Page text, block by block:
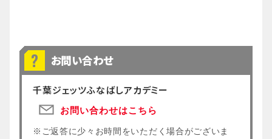
お問い合わせ
千葉ジェッツふなばしアカデミー
お問い合わせはこちら
※ご返答に少々お時間をいただく場合がございま